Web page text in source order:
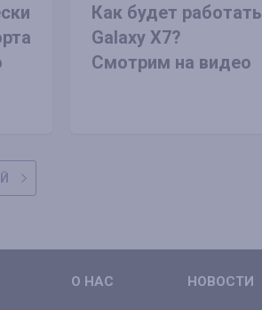
Как будет работать
Galaxy X7?
Смотрим на видео
О НАС НОВОСТИ